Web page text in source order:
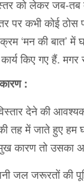
को लेकर जब-तब
पर कभी कोई ठोस
‘मन की बात’
किए गए हैं. मगर
:
देने की
तह में जाते हुए
कारण तो उसका
जल जरूरतों की